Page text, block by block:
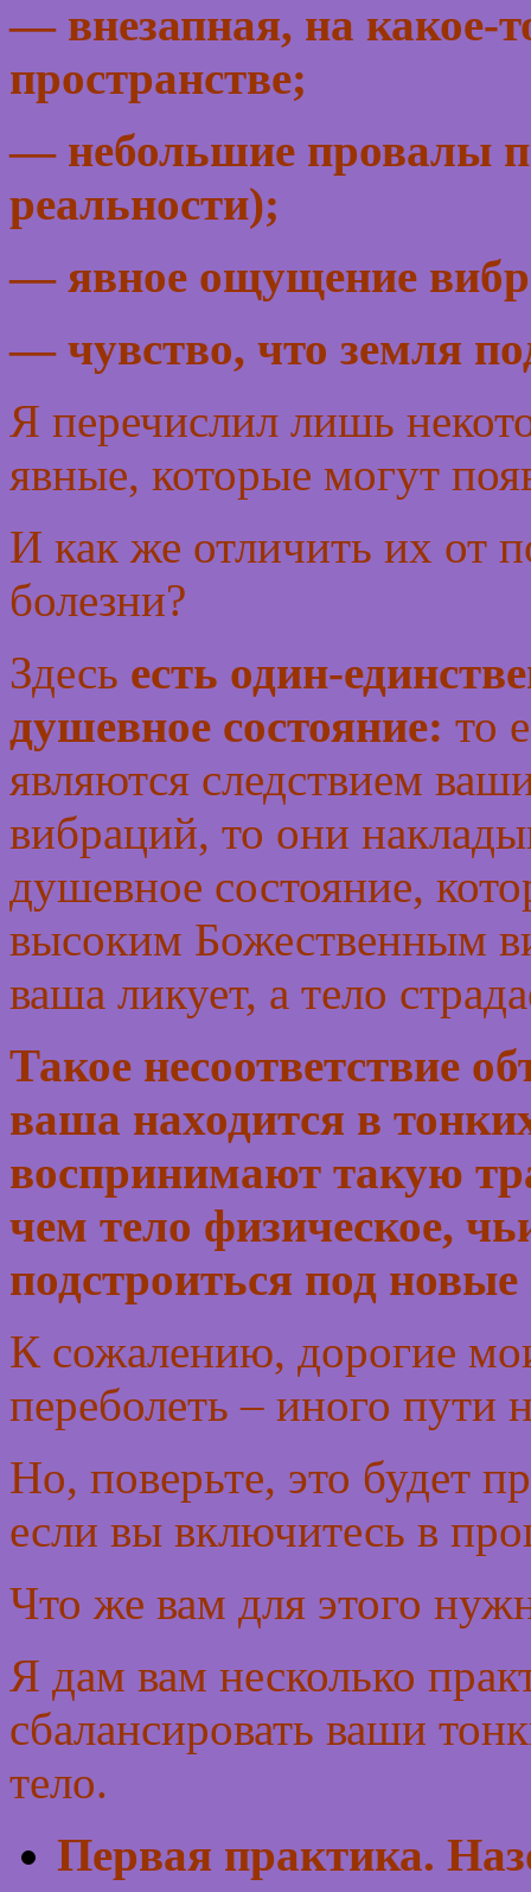
— внезапная, на какое-
пространстве;
— небольшие провалы
реальности);
— явное ощущение
— чувство, что земля
Я перечислил лишь
явные, которые могут
И как же отличить их от
болезни?
Здесь есть один-
душевное состояние: то
являются следствием
вибраций, то они
душевное состояние,
высоким Божественным
ваша ликует, а тело
Такое несоответствие
ваша находится в
воспринимают такую
чем тело физическое,
подстроиться под новые
К сожалению, дорогие
переболеть – иного пути
Но, поверьте, это будет
если вы включитесь в
Что же вам для этого
Я дам вам несколько
сбалансировать ваши
тело.
Первая практика.